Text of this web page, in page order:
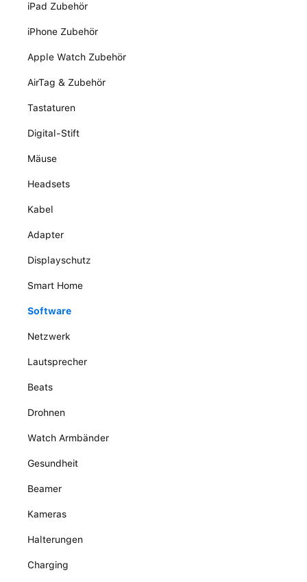
iPad Zubehör
iPhone Zubehör
Apple Watch Zubehör
AirTag & Zubehör
Tastaturen
Digital-Stift
Mäuse
Headsets
Kabel
Adapter
Displayschutz
Smart Home
Software
Netzwerk
Lautsprecher
Beats
Drohnen
Watch Armbänder
Gesundheit
Beamer
Kameras
Halterungen
Charging